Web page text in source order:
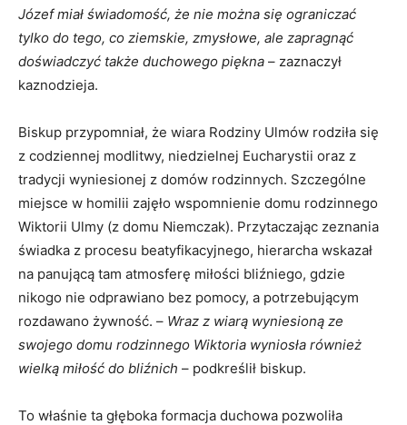
Józef miał świadomość, że nie można się ograniczać
tylko do tego, co ziemskie, zmysłowe, ale zapragnąć
doświadczyć także duchowego piękna – zaznaczył
kaznodzieja.
Biskup przypomniał, że wiara Rodziny Ulmów rodziła się
z codziennej modlitwy, niedzielnej Eucharystii oraz z
tradycji wyniesionej z domów rodzinnych. Szczególne
miejsce w homilii zajęło wspomnienie domu rodzinnego
Wiktorii Ulmy (z domu Niemczak). Przytaczając zeznania
świadka z procesu beatyfikacyjnego, hierarcha wskazał
na panującą tam atmosferę miłości bliźniego, gdzie
nikogo nie odprawiano bez pomocy, a potrzebującym
rozdawano żywność. – Wraz z wiarą wyniesioną ze
swojego domu rodzinnego Wiktoria wyniosła również
wielką miłość do bliźnich – podkreślił biskup.
To właśnie ta głęboka formacja duchowa pozwoliła